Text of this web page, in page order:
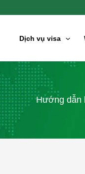
Dịch vụ visa
Hướng dẫn